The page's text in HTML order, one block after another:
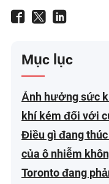
Mục lục
Ảnh hưởng sức
khí kém đối với
Điều gì đang
của ô nhiễm
Toronto đang